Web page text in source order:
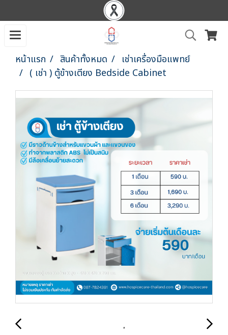
หน้าแรก สินค้าทั้งหมด
เช่าเครื่องมือแพทย์
( เช่า ) ตู้ข้างเตียง Bedside Cabinet